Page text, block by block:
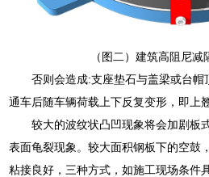
（图二）建筑高阻尼减
否则会造成:支座垫石与盖梁或台帽
通车后随车辆荷载上下反复变形，即上
较大的波纹状凸凹现象将会加剧板
表面龟裂现象。较大面积钢板下的空鼓
粘接良好，三种方式，如施工现场条件